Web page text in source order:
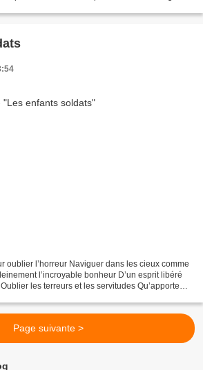
oublier l’horreur Naviguer dans les cieux comme
l’incroyable bonheur D’un esprit libéré
les terreurs et les servitudes Qu’apporte
Page suivante >